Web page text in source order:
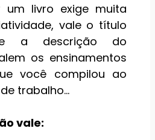
um livro exige muita
vale o título
a descrição do
os ensinamentos
você compilou ao
trabalho…
vale: